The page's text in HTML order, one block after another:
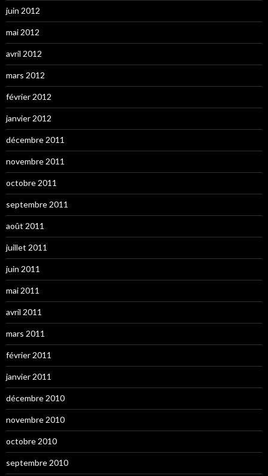
juin 2012
mai 2012
avril 2012
mars 2012
février 2012
janvier 2012
décembre 2011
novembre 2011
octobre 2011
septembre 2011
août 2011
juillet 2011
juin 2011
mai 2011
avril 2011
mars 2011
février 2011
janvier 2011
décembre 2010
novembre 2010
octobre 2010
septembre 2010